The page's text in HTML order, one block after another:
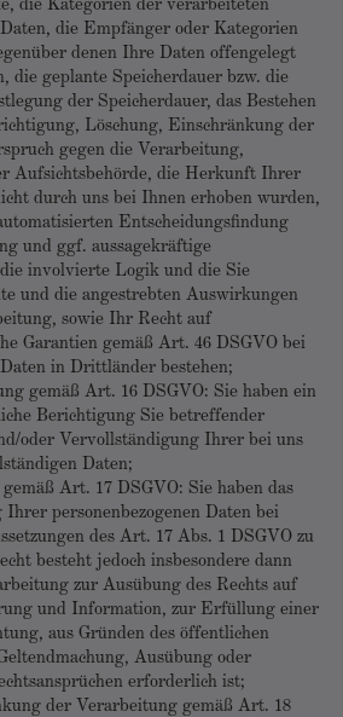
die Kategorien der verarbeiteten
Daten, die Empfänger oder Kategorien
denen Ihre Daten offengelegt
die geplante Speicherdauer bzw. die
der Speicherdauer, das Bestehen
Löschung, Einschränkung der
gegen die Verarbeitung,
Aufsichtsbehörde, die Herkunft Ihrer
durch uns bei Ihnen erhoben wurden,
Entscheidungsfindung
und ggf. aussagekräftige
involvierte Logik und die Sie
und die angestrebten Auswirkungen
sowie Ihr Recht auf
Garantien gemäß Art. 46 DSGVO bei
in Drittländer bestehen;
gemäß Art. 16 DSGVO: Sie haben ein
Berichtigung Sie betreffender
oder Vervollständigung Ihrer bei uns
Daten;
Art. 17 DSGVO: Sie haben das
Ihrer personenbezogenen Daten bei
des Art. 17 Abs. 1 DSGVO zu
besteht jedoch insbesondere dann
zur Ausübung des Rechts auf
und Information, zur Erfüllung einer
aus Gründen des öffentlichen
Ausübung oder
erforderlich ist;
der Verarbeitung gemäß Art. 18